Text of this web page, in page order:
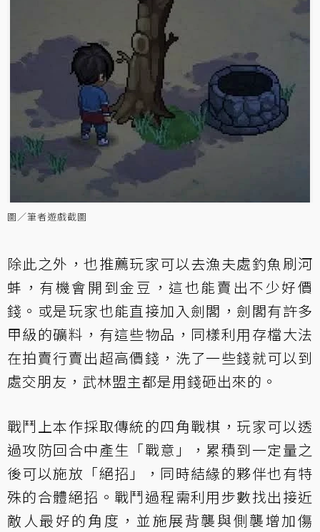
圖／筆者遊戲截圖
除此之外，也推薦玩家可以去漁夫處釣魚刷河
蚌，有機會開到金豆，這也能賣出不少好價
錢。或是玩家也能直接加入劍閣，劍閣有許多
甲級的礦料，有這些物品，同樣利用存檔大法
在拍賣行賣出超高價錢，洗了一些錢就可以到
處交朋友，武林盟主都是用錢砸出來的。
戰鬥上本作採取傳統的四角戰棋，玩家可以透
過攻防回合中產生「戰意」，累積到一定量之
後可以施放「絕招」，同時結緣的夥伴也有特
殊的合體絕招。戰鬥過程需利用步數找出接近
敵人最好的角度，並施展背襲與側襲增加傷